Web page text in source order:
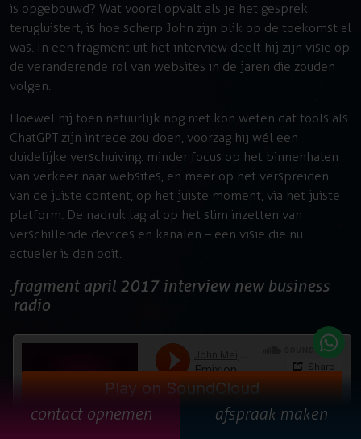
is opgebouwd? Wat vooral opvalt als je het gesprek
terugluistert, is hoe scherp John zijn blik op de toekomst al
was. In een fragment uit het interview deelt hij zijn visie op
de veranderende rol van websites in de jaren die zouden
volgen.
Hoewel hij toen natuurlijk nog niet kon weten dat tools als
ChatGPT zijn intrede zou doen, voorzag hij wél een
duidelijke verschuiving: minder focus op het binnenhalen
van verkeer naar websites, en meer op het verspreiden
van de juiste content, op het juiste moment, via het juiste
platform. De nadruk lag al op het slim inzetten van
verschillende devices en kanalen – een visie die nu
actueler is dan ooit.
fragment april 2017 interview new business
radio
contact opnemen afspraak maken